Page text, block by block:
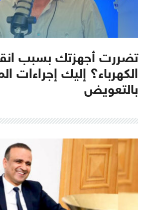
تضررت أجهزتك بسبب
الكهرباء؟ إليك إجراءات
بالتعويض